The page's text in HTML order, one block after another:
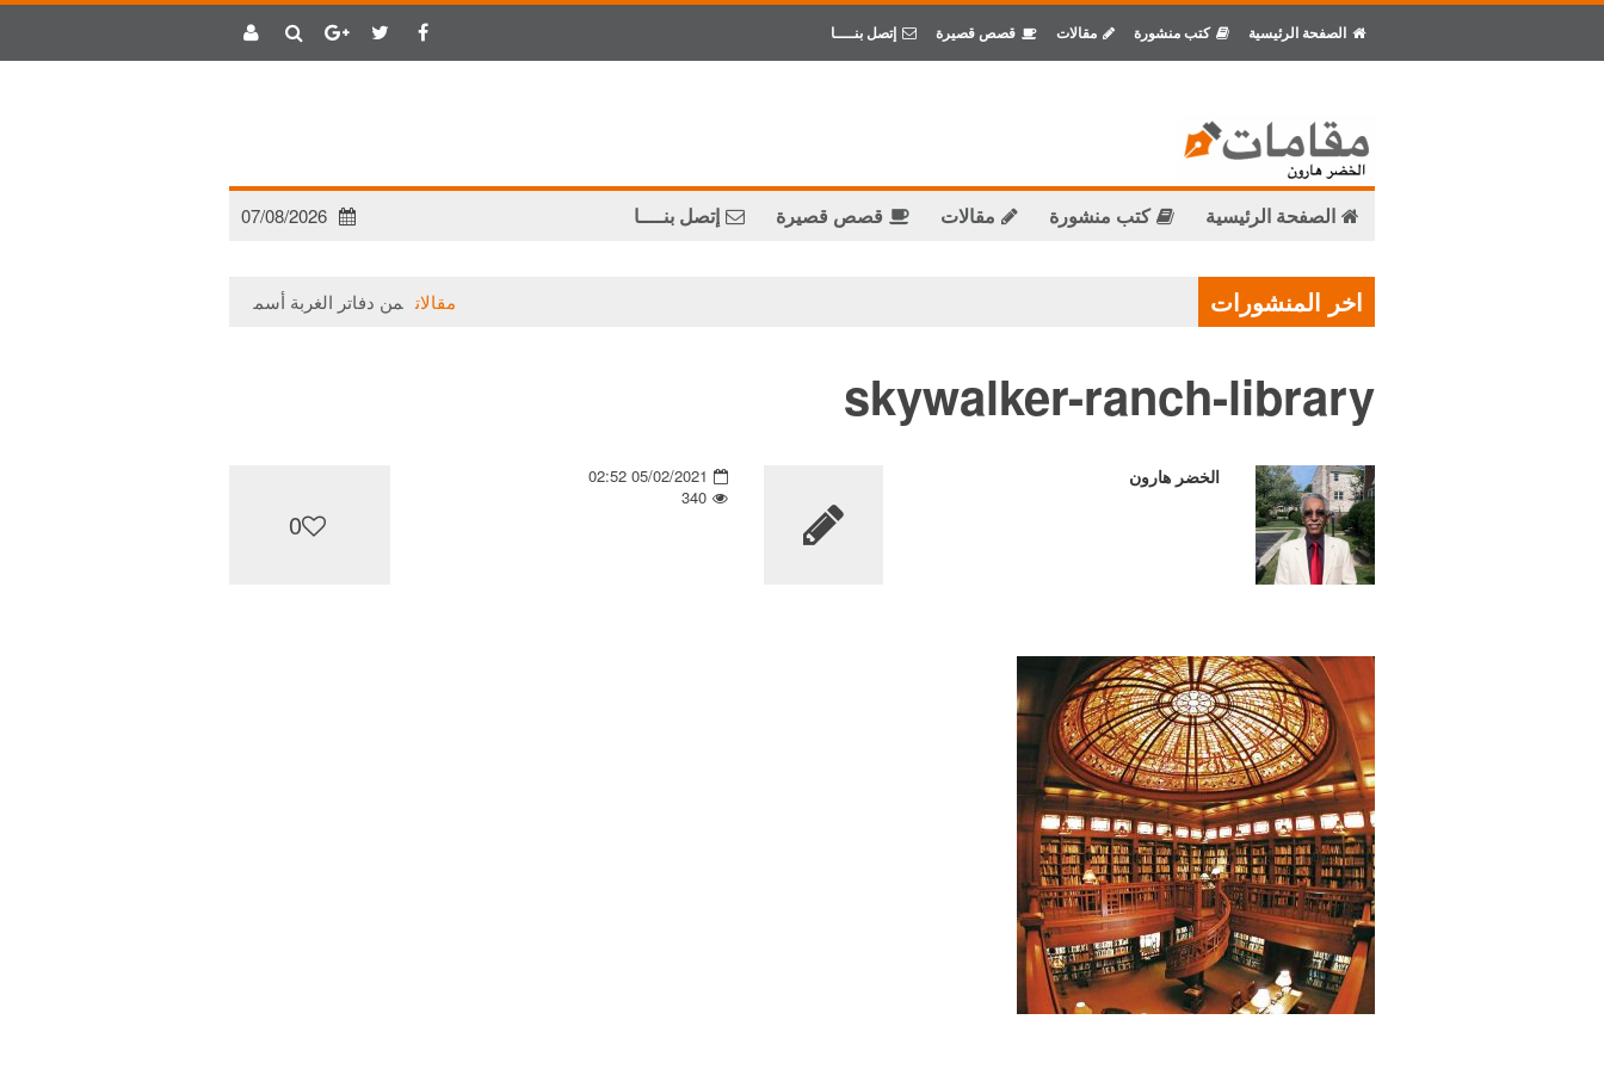
الصفحة الرئيسية كتب منشورة مقالات قصص قصيرة إتصل بنــــا
الصفحة الرئيسية كتب منشورة مقالات قصص قصيرة إتصل بنــــا 07/08/2026
اخر المنشورات مقالات من دفاتر الغربة أسمار (1)
skywalker-ranch-library
الخضر هارون
05/02/2021 02:52
340
0